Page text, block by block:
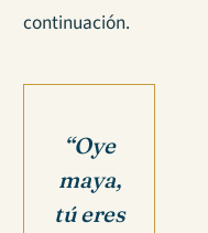
continuación.
“Oye
maya,
tú eres